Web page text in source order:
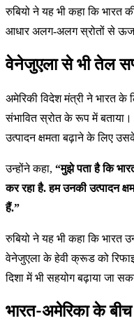
रुबियो ने यह भी कहा कि भारत
आधार अलग-अलग स्रोतों से ऊर्जा
वेनेजुएला से भी तेल
अमेरिकी विदेश मंत्री ने भारत
संभावित स्रोत के रूप में
उत्पादन क्षमता बढ़ाने के लिए
उन्होंने कहा, “मुझे पता है कि
कर रहा है. हम उनकी उत्पादन
हैं.”
रुबियो ने यह भी कहा कि भारत
वेनेजुएला के हेवी क्रूड को
दिशा में भी सहयोग बढ़ाया जा
भारत-अमेरिका के